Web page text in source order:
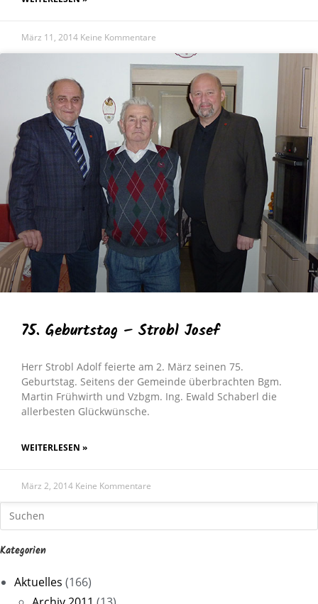
März 11, 2014 Keine Kommentare
75. Geburtstag – Strobl Josef
Herr Strobl Adolf feierte am 2. März seinen 75.
Geburtstag. Seitens der Gemeinde überbrachten Bgm.
Martin Frühwirth und Vzbgm. Ing. Ewald Schaberl die
allerbesten Glückwünsche.
WEITERLESEN »
März 2, 2014 Keine Kommentare
Kategorien
Aktuelles (166)